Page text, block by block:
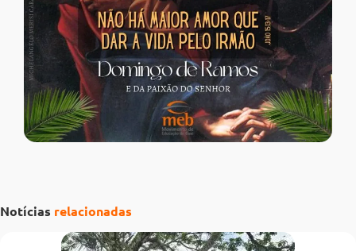
Notícias relacionadas